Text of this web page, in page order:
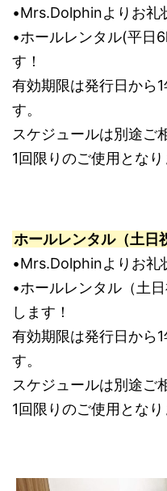
•Mrs.Dolphinよりお礼
•ホールレンタル(平日
す！
有効期限は発行日から
す。
スケジュールは別途ご
1回限りのご使用となり
ホールレンタル（土
•Mrs.Dolphinよりお礼
•ホールレンタル（土
します！
有効期限は発行日から
す。
スケジュールは別途ご
1回限りのご使用となり